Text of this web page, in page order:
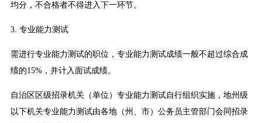
均分，不合格者不得进入下一环节。
3. 专业能力测试
需进行专业能力测试的职位，专业能力测试成绩一般不超过综合成
绩的15%，并计入面试成绩。
自治区区级招录机关（单位）专业能力测试自行组织实施，地州级
以下机关专业能力测试由各地（州、市）公务员主管部门会同招录